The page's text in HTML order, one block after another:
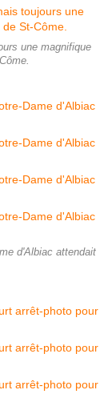
une magnifique
d'Albiac attendait